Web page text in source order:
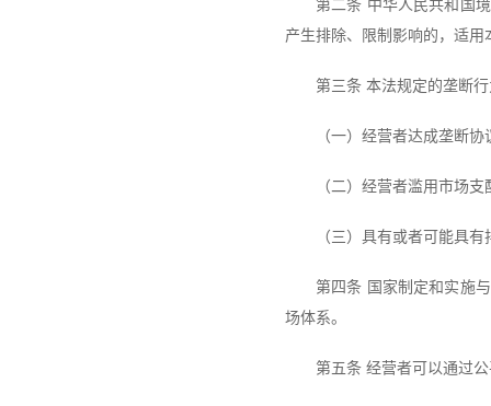
第二条 中华人民共和国
产生排除、限制影响的，适用
第三条 本法规定的垄断
（一）经营者达成垄断协
（二）经营者滥用市场支
（三）具有或者可能具
第四条 国家制定和实施
场体系。
第五条 经营者可以通过